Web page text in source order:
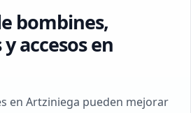
bombines,
accesos en
en Artziniega pueden mejorar